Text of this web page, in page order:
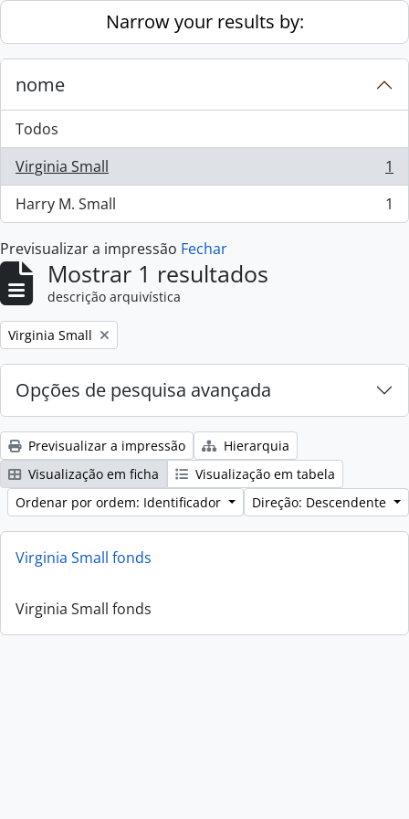
Skip to main contentNarrow your results by:
nome
Todos
Virginia Small
, 1 resultados
1
Harry M. Small
, 1 resultados 1
Previsualizar a impressão Fechar
Mostrar 1 resultados
descrição arquivística
Remove filter:
Virginia Small
Opções de pesquisa avançada
Previsualizar a impressão
Hierarquia
Visualização em ficha
Visualização em tabela
Ordenar por ordem: Identificador
Direção: Descendente
Virginia Small fonds
Virginia Small fonds